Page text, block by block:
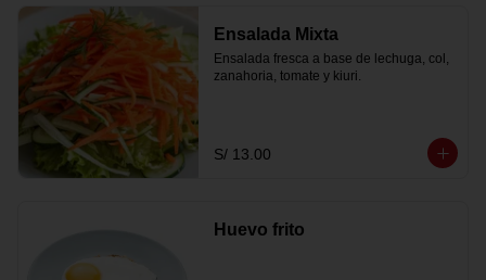
Ensalada Mixta
Ensalada fresca a base de lechuga, col,
zanahoria, tomate y kiuri.
S/ 13.00
Huevo frito